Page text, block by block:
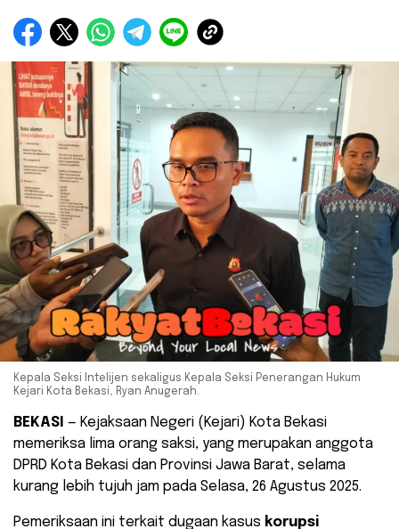
Kepala Seksi Intelijen sekaligus Kepala Seksi Penerangan Hukum
Kejari Kota Bekasi, Ryan Anugerah.
BEKASI — Kejaksaan Negeri (Kejari) Kota Bekasi
memeriksa lima orang saksi, yang merupakan anggota
DPRD Kota Bekasi dan Provinsi Jawa Barat, selama
kurang lebih tujuh jam pada Selasa, 26 Agustus 2025.
Pemeriksaan ini terkait dugaan kasus korupsi